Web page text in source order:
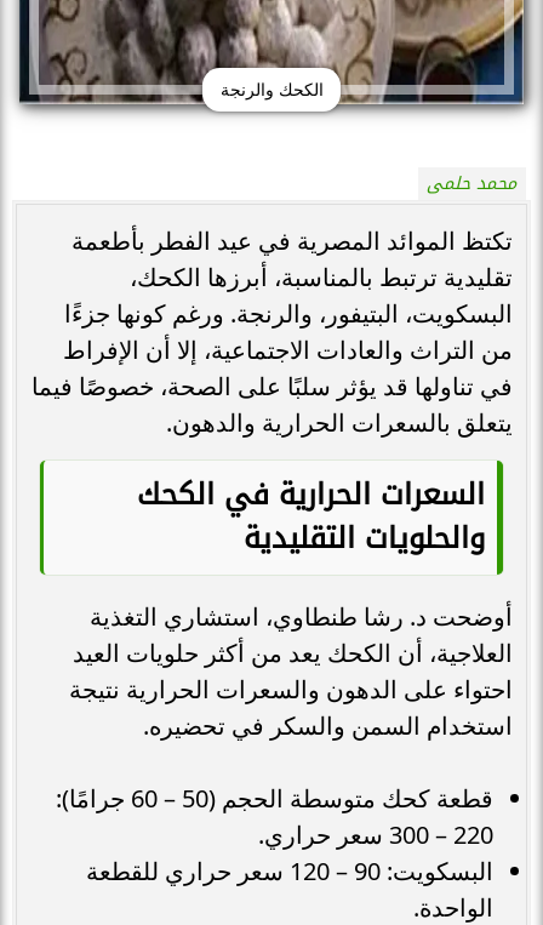
الكحك والرنجة
محمد حلمى
تكتظ الموائد المصرية في عيد الفطر بأطعمة
تقليدية ترتبط بالمناسبة، أبرزها الكحك،
البسكويت، البتيفور، والرنجة. ورغم كونها جزءًا
من التراث والعادات الاجتماعية، إلا أن الإفراط
في تناولها قد يؤثر سلبًا على الصحة، خصوصًا فيما
يتعلق بالسعرات الحرارية والدهون.
السعرات الحرارية في الكحك
والحلويات التقليدية
أوضحت د. رشا طنطاوي، استشاري التغذية
العلاجية، أن الكحك يعد من أكثر حلويات العيد
احتواء على الدهون والسعرات الحرارية نتيجة
استخدام السمن والسكر في تحضيره.
قطعة كحك متوسطة الحجم (50 – 60 جرامًا):
220 – 300 سعر حراري.
البسكويت: 90 – 120 سعر حراري للقطعة
الواحدة.